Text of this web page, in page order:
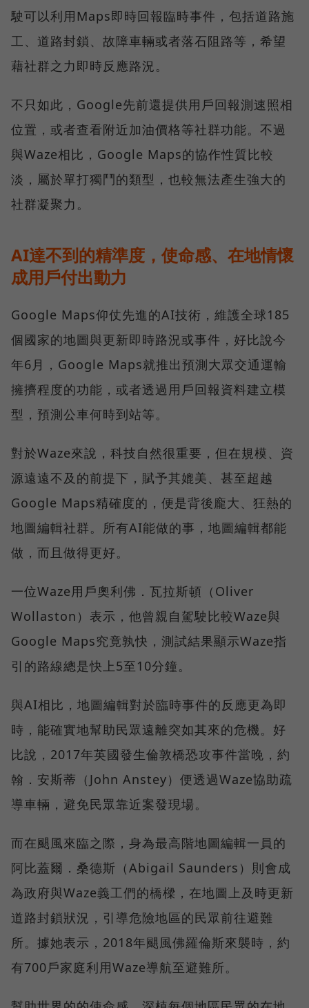
駛可以利用Maps即時回報臨時事件，包括道路施
工、道路封鎖、故障車輛或者落石阻路等，希望
藉社群之力即時反應路況。
不只如此，Google先前還提供用戶回報測速照相
位置，或者查看附近加油價格等社群功能。不過
與Waze相比，Google Maps的協作性質比較
淡，屬於單打獨鬥的類型，也較無法產生強大的
社群凝聚力。
AI達不到的精準度，使命感、在地情懷
成用戶付出動力
Google Maps仰仗先進的AI技術，維護全球185
個國家的地圖與更新即時路況或事件，好比說今
年6月，Google Maps就推出預測大眾交通運輸
擁擠程度的功能，或者透過用戶回報資料建立模
型，預測公車何時到站等。
對於Waze來說，科技自然很重要，但在規模、資
源遠遠不及的前提下，賦予其媲美、甚至超越
Google Maps精確度的，便是背後龐大、狂熱的
地圖編輯社群。所有AI能做的事，地圖編輯都能
做，而且做得更好。
一位Waze用戶奧利佛．瓦拉斯頓（Oliver
Wollaston）表示，他曾親自駕駛比較Waze與
Google Maps究竟孰快，測試結果顯示Waze指
引的路線總是快上5至10分鐘。
與AI相比，地圖編輯對於臨時事件的反應更為即
時，能確實地幫助民眾遠離突如其來的危機。好
比說，2017年英國發生倫敦橋恐攻事件當晚，約
翰．安斯蒂（John Anstey）便透過Waze協助疏
導車輛，避免民眾靠近案發現場。
而在颶風來臨之際，身為最高階地圖編輯一員的
阿比蓋爾．桑德斯（Abigail Saunders）則會成
為政府與Waze義工們的橋樑，在地圖上及時更新
道路封鎖狀況，引導危險地區的民眾前往避難
所。據她表示，2018年颶風佛羅倫斯來襲時，約
有700戶家庭利用Waze導航至避難所。